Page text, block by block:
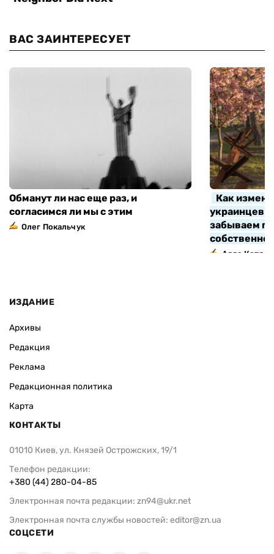
ВАС ЗАИНТЕРЕСУЕТ
Обманут ли нас еще раз, и
согласимся ли мы с этим
Олег Покальчук
Как
украинцев
забываем
Алла Котляр
ИЗДАНИЕ
Архивы
Редакция
Реклама
Редакционная политика
Карта
КОНТАКТЫ
01010 Киев, ул. Князей Острожских, 19/1
Телефон редакции:
+380 (44) 280-04-85
Электронная почта редакции: zn94@ukr.net
Электронная почта службы новостей: editor@zn.ua
СОЦСЕТИ